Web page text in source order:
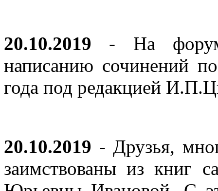
20.10.2019 - На
написанию сочинений
года под редакцией
20.10.2019 - Друзья,
заимствованы из книг